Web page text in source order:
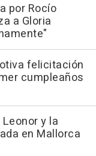
por Rocío
a Gloria
felicitación
cumpleaños
y la
en Mallorca